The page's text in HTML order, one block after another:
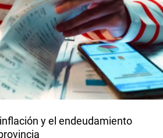
y el endeudamiento